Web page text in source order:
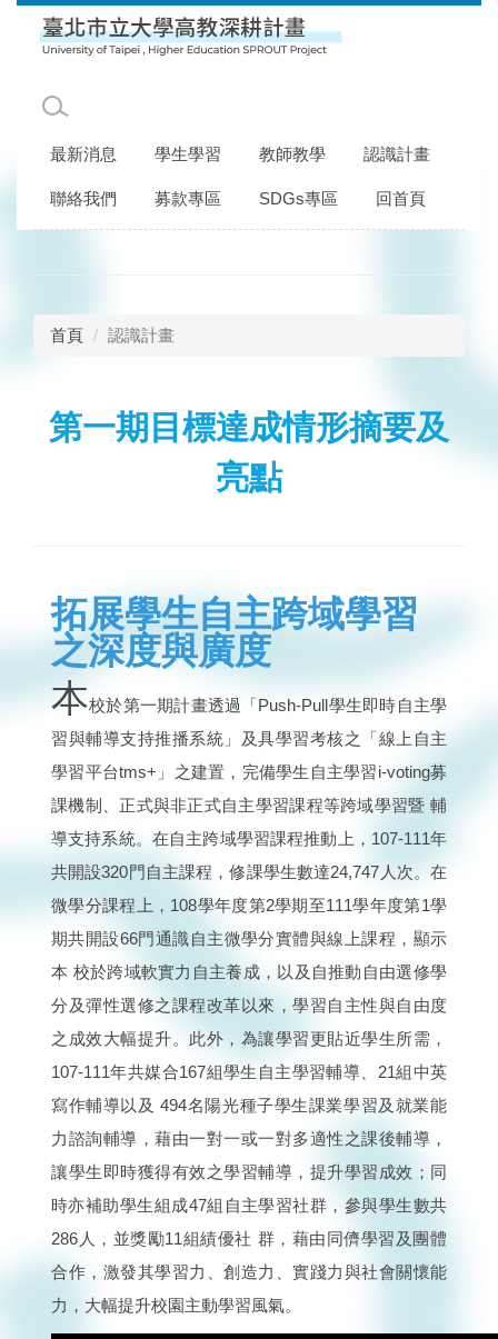
最新消息 學生學習 教師教學 認識計畫
聯絡我們 募款專區 SDGs專區 回首頁
首頁 認識計畫
第一期目標達成情形摘要及
亮點
拓展學生自主跨域學習
之深度與廣度
本校於第一期計畫透過「Push-Pull學生即時自主學
習與輔導支持推播系統」及具學習考核之「線上自主
學習平台tms+」之建置，完備學生自主學習i-voting募
課機制、正式與非正式自主學習課程等跨域學習暨 輔
導支持系統。在自主跨域學習課程推動上，107-111年
共開設320門自主課程，修課學生數達24,747人次。在
微學分課程上，108學年度第2學期至111學年度第1學
期共開設66門通識自主微學分實體與線上課程，顯示
本 校於跨域軟實力自主養成，以及自推動自由選修學
分及彈性選修之課程改革以來，學習自主性與自由度
之成效大幅提升。此外，為讓學習更貼近學生所需，
107-111年共媒合167組學生自主學習輔導、21組中英
寫作輔導以及 494名陽光種子學生課業學習及就業能
力諮詢輔導，藉由一對一或一對多適性之課後輔導，
讓學生即時獲得有效之學習輔導，提升學習成效；同
時亦補助學生組成47組自主學習社群，參與學生數共
286人，並獎勵11組績優社 群，藉由同儕學習及團體
合作，激發其學習力、創造力、實踐力與社會關懷能
力，大幅提升校園主動學習風氣。